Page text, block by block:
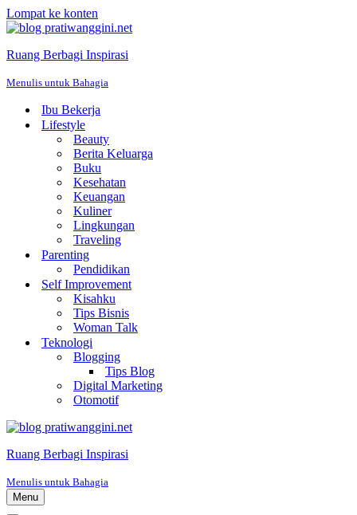
Lompat ke konten
Ruang Berbagi Inspirasi
Menulis untuk Bahagia
Ibu Bekerja
Lifestyle
Beauty
Berita Keluarga
Buku
Kesehatan
Keuangan
Kuliner
Lingkungan
Traveling
Parenting
Pendidikan
Self Improvement
Kisahku
Tips Bisnis
Woman Talk
Teknologi
Blogging
Tips Blog
Digital Marketing
Otomotif
Ruang Berbagi Inspirasi
Menulis untuk Bahagia
Menu
Menu